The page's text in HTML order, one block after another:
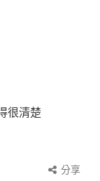
很清楚
分享